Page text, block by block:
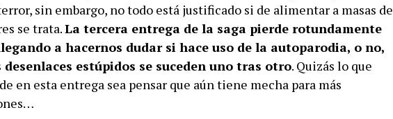
sin embargo, no todo está justificado si de alimentar a masas de
se trata.La tercera entrega de la saga pierde rotundamente
a hacernos dudar si hace uso de la autoparodia, o no,
desenlaces estúpidos se suceden uno tras otro. Quizás lo que
en esta entrega sea pensar que aún tiene mecha para más